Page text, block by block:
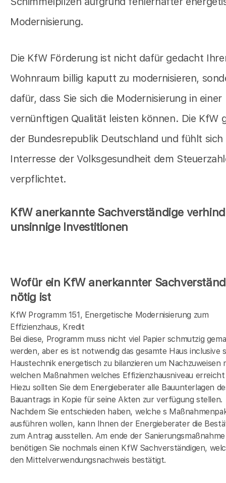
Modernisierung.
Die KfW Förderung ist nicht dafür gedacht
Wohnraum billig kaputt zu modernisieren,
dafür, dass Sie sich die Modernisierung in einer
vernünftigen Qualität leisten können. Die KfW
der Bundesrepublik Deutschland und fühlt sich
Interresse der Volksgesundheit dem
verpflichtet.
KfW anerkannte Sachverständige
unsinnige Investitionen
Wofür ein KfW anerkannter
nötig ist
KfW Programm 151, Energetische Modernisierung zum
Effizienzhaus, Kredit
Bei diese, Programm muss nicht viel Papier schmutzig
werden, aber es ist notwendig das gesamte Haus inclusive
Haustechnik energetisch zu bilanzieren um Nachzuweisen
welchen Maßnahmen welches Effizienzhausniveau
Hiezu sollten Sie dem Energieberater alle Bauunterlagen
Bauantrags in Kopie für seine Akten zur verfügung stellen.
Nachdem Sie entschieden haben, welche s
ausführen wollen, kann Ihnen der Energieberater die
zum Antrag ausstellen. Am ende der Sanierungsmaßnahme
benötigen Sie nochmals einen KfW Sachverständigen,
den Mittelverwendungsnachweis bestätigt.